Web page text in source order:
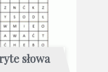
słowa